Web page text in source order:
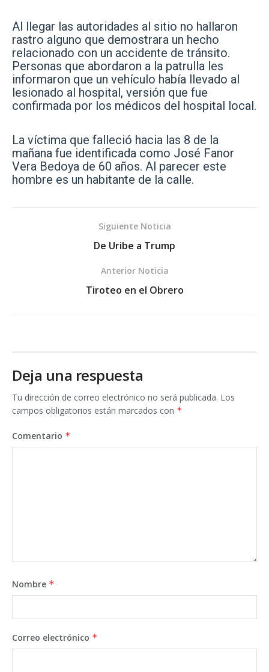
Al llegar las autoridades al sitio no hallaron
rastro alguno que demostrara un hecho
relacionado con un accidente de tránsito.
Personas que abordaron a la patrulla les
informaron que un vehículo había llevado al
lesionado al hospital, versión que fue
confirmada por los médicos del hospital local.
La víctima que falleció hacia las 8 de la
mañana fue identificada como José Fanor
Vera Bedoya de 60 años. Al parecer este
hombre es un habitante de la calle.
Siguiente Noticia
De Uribe a Trump
Anterior Noticia
Tiroteo en el Obrero
Deja una respuesta
Tu dirección de correo electrónico no será publicada. Los
campos obligatorios están marcados con *
Comentario *
Nombre *
Correo electrónico *